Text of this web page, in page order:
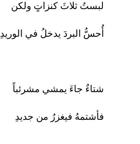
لبستُ ثلاثَ كنزاتٍ ولكن
أُحسُّ البردَ يدخلُ في الوريدِ
شتاءٌ جاءَ يمشي مشرئباً
فأشتمهُ فيغزرُ من جديدِ